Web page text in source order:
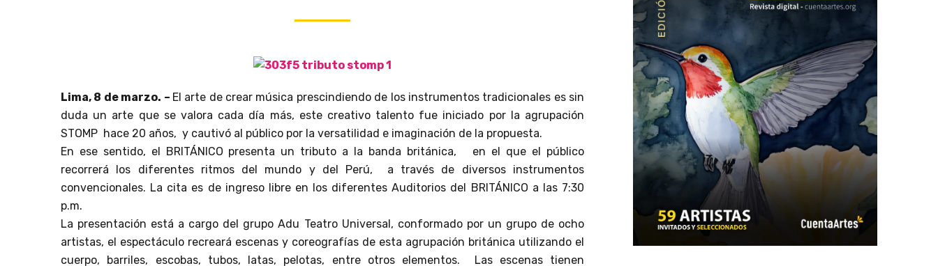
Lima, 8 de marzo. – El arte de crear música prescindiendo de los instrumentos tradicionales es sin
duda un arte que se valora cada día más, este creativo talento fue iniciado por la agrupación
STOMP hace 20 años, y cautivó al público por la versatilidad e imaginación de la propuesta.
En ese sentido, el BRITÁNICO presenta un tributo a la banda británica,
en el que el público
recorrerá los diferentes ritmos del mundo y del Perú,
a través de diversos instrumentos
convencionales. La cita es de ingreso libre en los diferentes Auditorios del BRITÁNICO a las 7:30
p.m.
La presentación está a cargo del grupo Adu Teatro Universal, conformado por un grupo de ocho
artistas, el espectáculo recreará escenas y coreografías de esta agrupación británica utilizando el
cuerpo, barriles, escobas, tubos, latas, pelotas, entre otros elementos.
Las escenas tienen